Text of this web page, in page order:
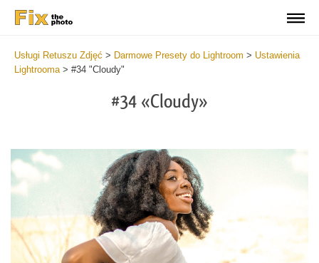
Usługi Retuszu Zdjęć > Darmowe Presety do Lightroom > Ustawienia
Lightrooma> #34 "Cloudy"
#34 «Cloudy»